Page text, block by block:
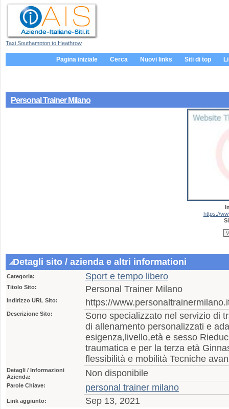
Taxi Southampton to Heathrow
Pagina iniziale Cerca Nuovi links Siti di top
Personal Trainer Milano
https://
Detagli sito / azienda e altri informationi
Categoria: Sport e tempo libero
Titolo Sito: Personal Trainer Milano
Indirizzo URL Sito: https://
Descrizione Sito:
Sono specializzato nel servizio di
di allenamento personalizzati e
esigenza,livello,età e sesso
traumatica e per la terza età
flessibilità e mobilità Tecniche
Detagli / Informazioni
Azienda:
Non disponibile
Parole Chiave: personal trainer milano
Link aggiunto:
Sep 13, 2021